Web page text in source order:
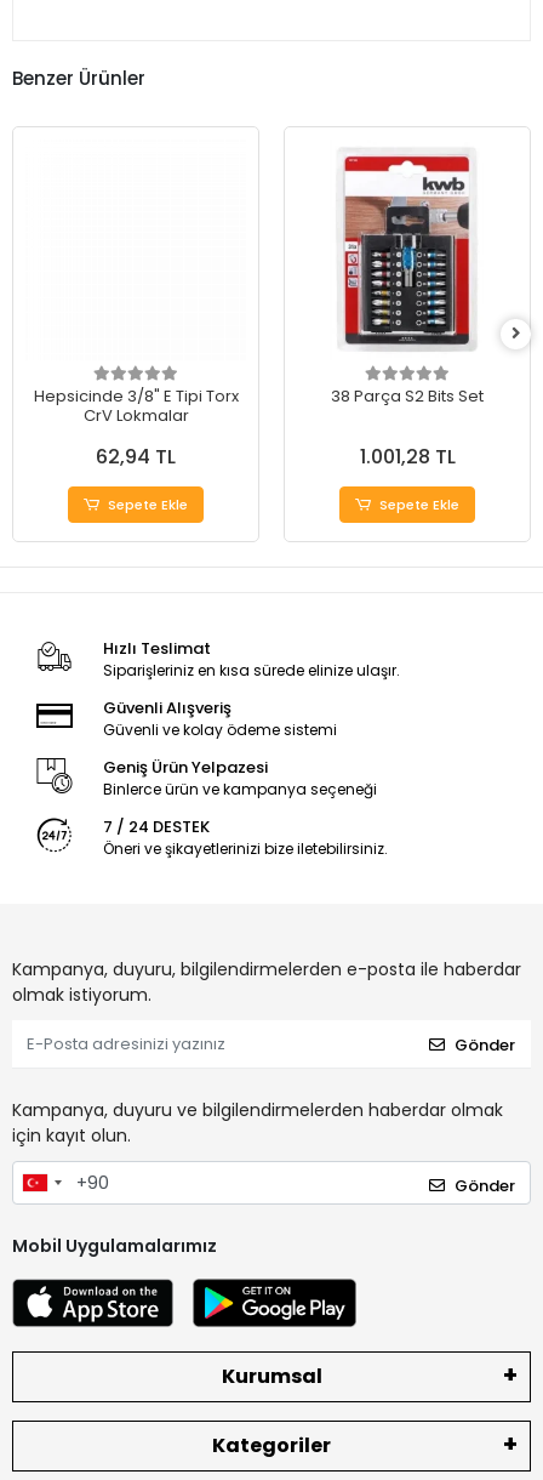
Benzer Ürünler
Hepsicinde 3/8" E Tipi Torx
CrV Lokmalar
62,94 TL
Sepete Ekle
38 Parça S2 Bits Set
1.001,28 TL
Sepete Ekle
Hızlı Teslimat
Siparişleriniz en kısa sürede elinize ulaşır.
Güvenli Alışveriş
Güvenli ve kolay ödeme sistemi
Geniş Ürün Yelpazesi
Binlerce ürün ve kampanya seçeneği
7 / 24 DESTEK
Öneri ve şikayetlerinizi bize iletebilirsiniz.
Kampanya, duyuru, bilgilendirmelerden e-posta ile haberdar
olmak istiyorum.
Gönder
Kampanya, duyuru ve bilgilendirmelerden haberdar olmak
için kayıt olun.
Gönder
Mobil Uygulamalarımız
Kurumsal
Kategoriler